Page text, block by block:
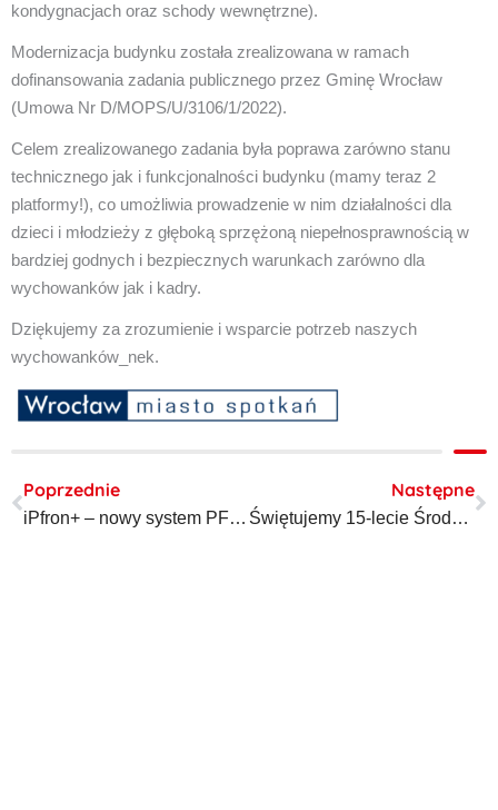
kondygnacjach oraz schody wewnętrzne).
Modernizacja budynku została zrealizowana w ramach
dofinansowania zadania publicznego przez Gminę Wrocław
(Umowa Nr D/MOPS/U/3106/1/2022).
Celem zrealizowanego zadania była poprawa zarówno stanu
technicznego jak i funkcjonalności budynku (mamy teraz 2
platformy!), co umożliwia prowadzenie w nim działalności dla
dzieci i młodzieży z głęboką sprzężoną niepełnosprawnością w
bardziej godnych i bezpiecznych warunkach zarówno dla
wychowanków jak i kadry.
Dziękujemy za zrozumienie i wsparcie potrzeb naszych
wychowanków_nek.
Prev
Poprzednie
iPfron+ – nowy system PFRON
Następne
Świętujemy 15-lecie Środowiskowego Domu Samopomocy